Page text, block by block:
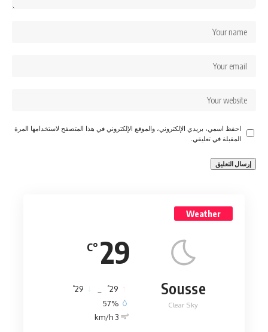
احفظ اسمي، بريدي الإلكتروني، والموقع الإلكتروني في هذا المتصفح لاستخدامها المرة
المقبلة في تعليقي.
Weather
29
°C
Sousse
Clear Sky
29
°
29
°
57%
3 km/h